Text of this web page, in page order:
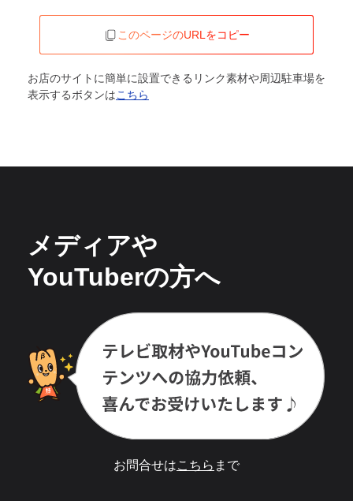
このページのURLをコピー
お店のサイトに簡単に設置できるリンク素材や周辺駐車場を
表示するボタンはこちら
メディアや
YouTuberの方へ
お問合せはこちら まで